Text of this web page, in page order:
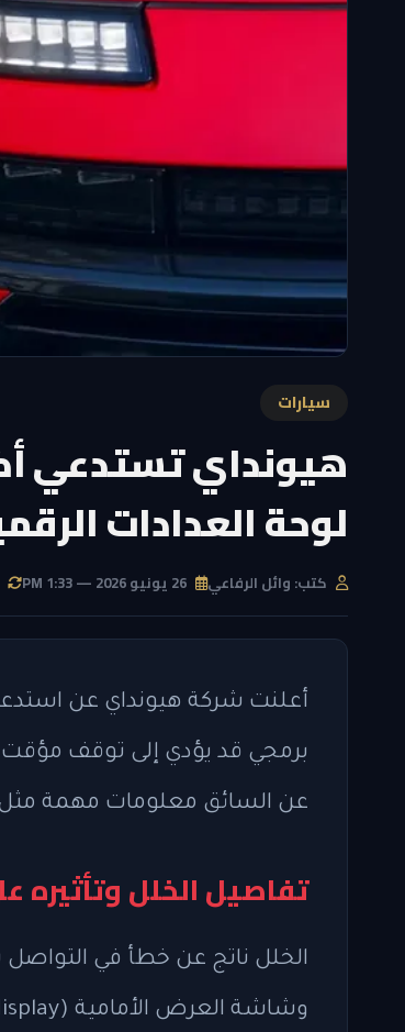
سيارات
لوحة العدادات
كتب: وائل الرفاعي
برمجي قد يؤدي إلى توقف مؤقت
عن السائق معلومات مهمة مثل
تفاصيل الخلل وتأثيره